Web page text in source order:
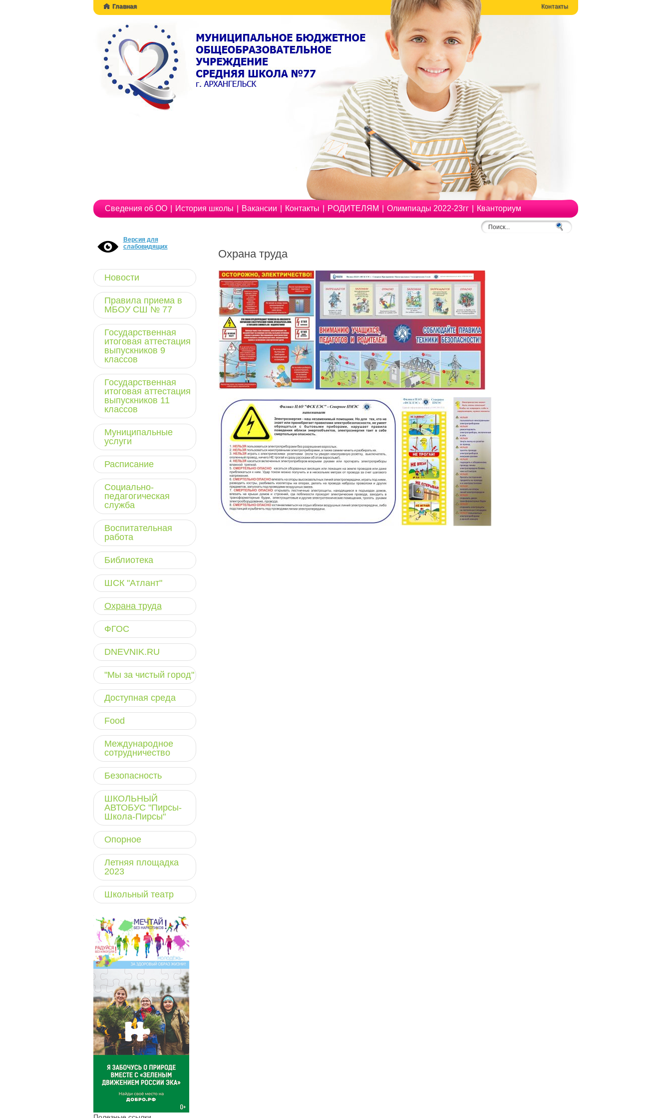
Главная Контакты
Сведения об ОО История школы Вакансии Контакты РОДИТЕЛЯМ Олимпиады 2022-23гг Кванториум
Охрана труда
Версия для
слабовидящих
Новости
Правила приема в
МБОУ СШ № 77
Государственная
итоговая аттестация
выпускников 9
классов
Государственная
итоговая аттестация
выпускников 11
классов
Муниципальные
услуги
Расписание
Социально-
педагогическая
служба
Воспитательная
работа
Библиотека
ШСК "Атлант"
Охрана труда
ФГОС
DNEVNIK.RU
"Мы за чистый город"
Доступная среда
Food
Международное
сотрудничество
Безопасность
ШКОЛЬНЫЙ
АВТОБУС "Пирсы-
Школа-Пирсы"
Опорное
Летняя площадка
2023
Школьный театр